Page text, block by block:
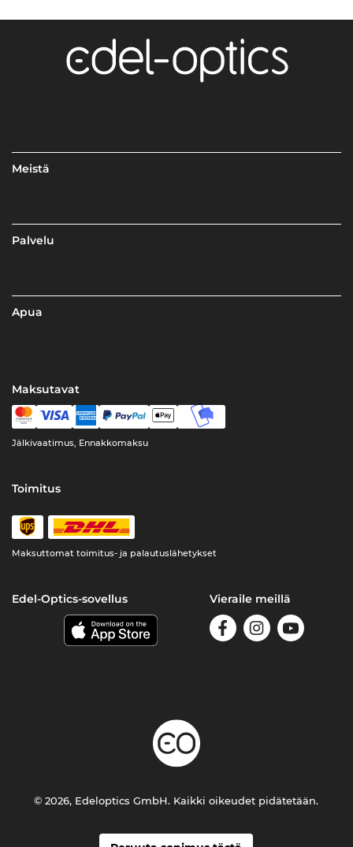
Meistä
Palvelu
Apua
Maksutavat
Jälkivaatimus, Ennakkomaksu
Toimitus
Maksuttomat toimitus- ja palautuslähetykset
Edel-Optics-sovellus Vieraile meillä
© 2026, Edeloptics GmbH. Kaikki oikeudet pidätetään.